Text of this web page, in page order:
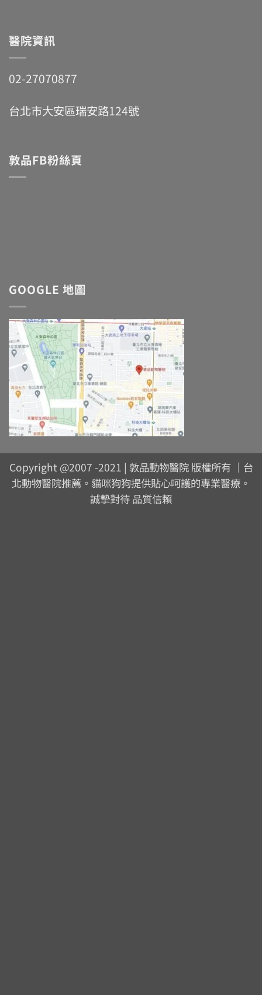
醫院資訊
02-27070877
台北市大安區瑞安路124號
敦品FB粉絲頁
GOOGLE 地圖
Copyright @2007 -2021 | 敦品動物醫院 版權所有 ｜台
北動物醫院推薦。貓咪狗狗提供貼心呵護的專業醫療。
誠摯對待 品質信賴